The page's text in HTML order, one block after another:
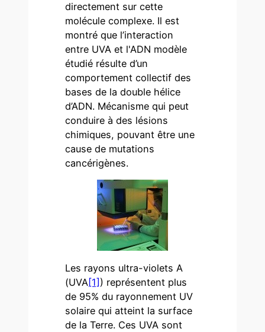
directement sur cette
molécule complexe. Il est
montré que l’interaction
entre UVA et l'ADN modèle
étudié résulte d’un
comportement collectif des
bases de la double hélice
d’ADN. Mécanisme qui peut
conduire à des lésions
chimiques, pouvant être une
cause de mutations
cancérigènes.
Les rayons ultra-violets A
(UVA[1]) représentent plus
de 95% du rayonnement UV
solaire qui atteint la surface
de la Terre. Ces UVA sont